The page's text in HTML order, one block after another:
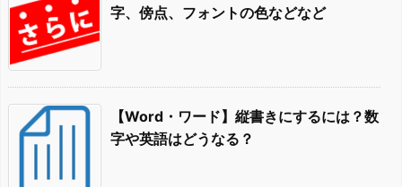
字、傍点、フォントの色などなど
【Word・ワード】縦書きにするには？数
字や英語はどうなる？